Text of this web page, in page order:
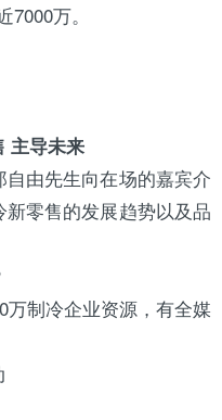
万。
主导未来
由先生向在场的嘉宾介
零售的发展趋势以及品
制冷企业资源，有全媒